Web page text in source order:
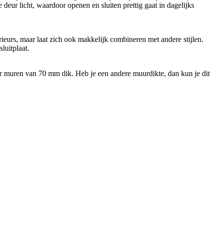
licht, waardoor openen en sluiten prettig gaat in dagelijks
maar laat zich ook makkelijk combineren met andere stijlen.
van 70 mm dik. Heb je een andere muurdikte, dan kun je dit